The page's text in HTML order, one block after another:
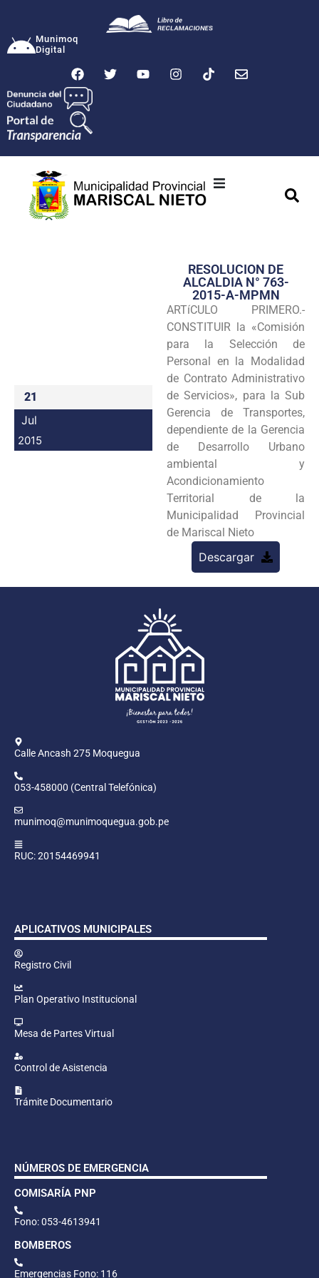
Munimoq
Digital
Transparencia
Seguridad
Programas
Intranet
21
Jul
2015
RESOLUCION DE
ALCALDIA N° 763-
2015-A-MPMN
ARTíCULO PRIMERO.-
CONSTITUIR la «Comisión
para la Selección de
Personal en la Modalidad
de Contrato Administrativo
de Servicios», para la Sub
Gerencia de Transportes,
dependiente de la Gerencia
de Desarrollo Urbano
ambiental y
Acondicionamiento
Territorial de la
Municipalidad Provincial
de Mariscal Nieto
Descargar
Calle Ancash 275 Moquegua
053-458000 (Central Telefónica)
munimoq@munimoquegua.gob.pe
RUC: 20154469941
APLICATIVOS MUNICIPALES
Registro Civil
Plan Operativo Institucional
Mesa de Partes Virtual
Control de Asistencia
Trámite Documentario
NÚMEROS DE EMERGENCIA
COMISARÍA PNP
Fono: 053-4613941
BOMBEROS
Emergencias Fono: 116